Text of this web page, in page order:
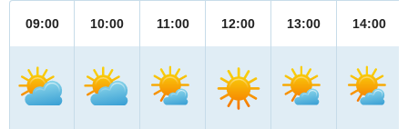
09:00 10:00 11:00 12:00 13:00 14:00